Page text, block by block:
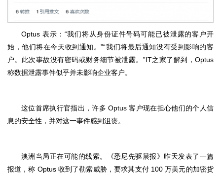
Optus 表示：“我们将从身份证件号码可能已被泄露的客户开
始，他们将在今天收到通知。”“我们将最后通知没有受到影响的客
户。此次事故没有密码或财务细节被泄露。”IT之家了解到，Optus
称数据泄露事件似乎并未影响企业客户。
这位首席执行官指出，许多 Optus 客户现在担心他们的个人信
息的安全性，并对这一事件感到沮丧。
澳洲当局正在可能的线索。《悉尼先驱晨报》昨天发表了一篇
报道，称 Optus 收到了勒索威胁，要求其支付 100 万美元的加密货